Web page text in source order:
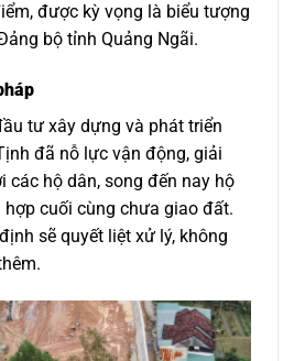
được kỳ vọng là biểu tượng
bộ tỉnh Quảng Ngãi.
tư xây dựng và phát triển
đã nỗ lực vận động, giải
các hộ dân, song đến nay hộ
cuối cùng chưa giao đất.
sẽ quyết liệt xử lý, không